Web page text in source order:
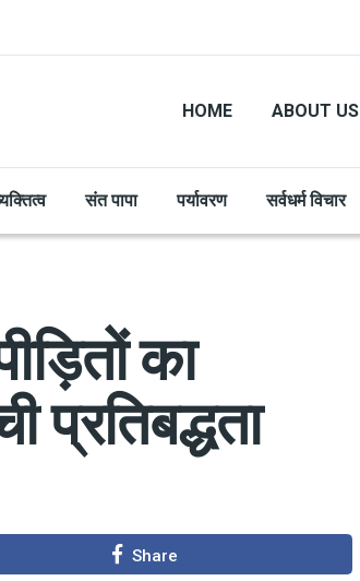
HOME ABOUT US
संत पापा पर्यावरण सर्वधर्म विचार
का
प्रतिबद्धता
Share